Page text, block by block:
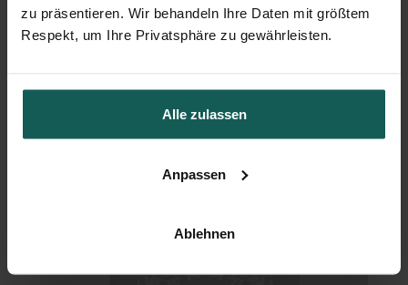
zu präsentieren. Wir behandeln Ihre Daten mit größtem
Respekt, um Ihre Privatsphäre zu gewährleisten.
Alle zulassen
Anpassen
Ablehnen